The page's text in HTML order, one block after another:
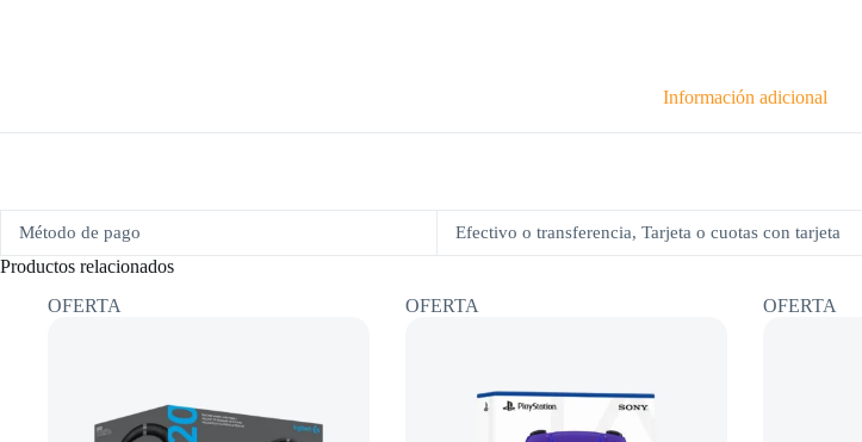
Información adicional
Método de pago Efectivo o transferencia, Tarjeta o cuotas con tarjeta
Productos relacionados
OFERTA
OFERTA OFERTA